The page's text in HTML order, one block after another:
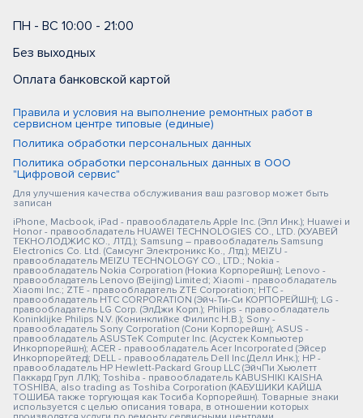
ПН - ВС 10:00 - 21:00
Без выходных
Оплата банковской картой
Правила и условия на выполнение ремонтных работ в
сервисном центре типовые (единые)
Политика обработки персональных данных
Политика обработки персональных данных в ООО
"Цифровой сервис"
Для улучшения качества обслуживания ваш разговор может быть
записан
iPhone, Macbook, iPad - правообладатель Apple Inc. (Эпл Инк.); Huawei и
Honor - правообладатель HUAWEI TECHNOLOGIES CO., LTD. (ХУАВЕЙ
ТЕКНОЛОДЖИС КО., ЛТД.); Samsung – правообладатель Samsung
Electronics Co. Ltd. (Самсунг Электроникс Ко., Лтд.); MEIZU -
правообладатель MEIZU TECHNOLOGY CO., LTD.; Nokia -
правообладатель Nokia Corporation (Нокиа Корпорейшн); Lenovo -
правообладатель Lenovo (Beijing) Limited; Xiaomi - правообладатель
Xiaomi Inc.; ZTE - правообладатель ZTE Corporation; HTC -
правообладатель HTC CORPORATION (Эйч-Ти-Си КОРПОРЕЙШН); LG -
правообладатель LG Corp. (ЭлДжи Корп.); Philips - правообладатель
Koninklijke Philips N.V. (Конинклийке Филипс Н.В.); Sony -
правообладатель Sony Corporation (Сони Корпорейшн); ASUS -
правообладатель ASUSTeK Computer Inc. (Асустек Компьютер
Инкорпорейшн); ACER - правообладатель Acer Incorporated (Эйсер
Инкорпорейтед); DELL - правообладатель Dell Inc.(Делл Инк.); HP -
правообладатель HP Hewlett-Packard Group LLC (ЭйчПи Хьюлетт
Паккард Груп ЛЛК); Toshiba - правообладатель KABUSHIKI KAISHA
TOSHIBA, also trading as Toshiba Corporation (КАБУШИКИ КАЙША
ТОШИБА также торгующая как Тосиба Корпорейшн). Товарные знаки
используется с целью описания товара, в отношении которых